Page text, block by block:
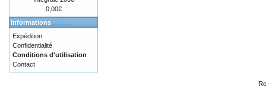
0,00€
Informations
Expédition
Confidentialité
Conditions d'utilisation
Contact